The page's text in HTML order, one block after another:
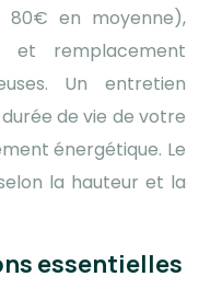
80€ en moyenne),
et remplacement
Un entretien
de vie de votre
énergétique. Le
la hauteur et la
essentielles